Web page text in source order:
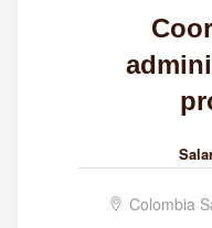
Colombia